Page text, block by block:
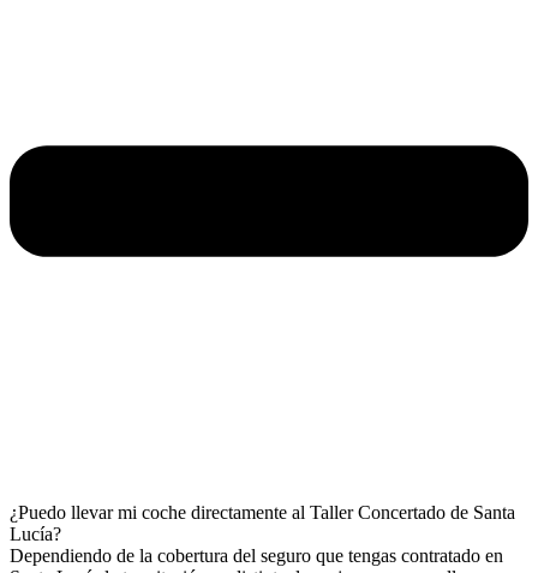
¿Puedo llevar mi coche directamente al Taller Concertado de Santa
Lucía?
Dependiendo de la cobertura del seguro que tengas contratado en